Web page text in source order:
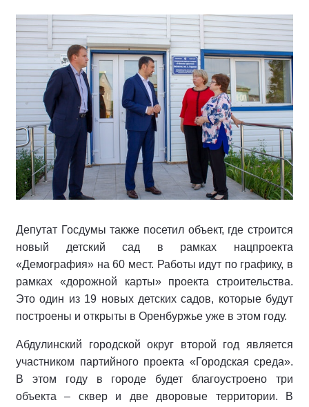
Депутат Госдумы также посетил объект, где строится
новый детский сад в рамках нацпроекта
«Демография» на 60 мест. Работы идут по графику, в
рамках «дорожной карты» проекта строительства.
Это один из 19 новых детских садов, которые будут
построены и открыты в Оренбуржье уже в этом году.
Абдулинский городской округ второй год является
участником партийного проекта «Городская среда».
В этом году в городе будет благоустроено три
объекта – сквер и две дворовые территории. В